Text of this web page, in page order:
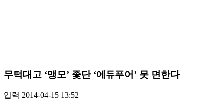
무턱대고 ‘맹모’ 좇단 ‘에듀푸어’ 못 면한다
입력 2014-04-15 13:52